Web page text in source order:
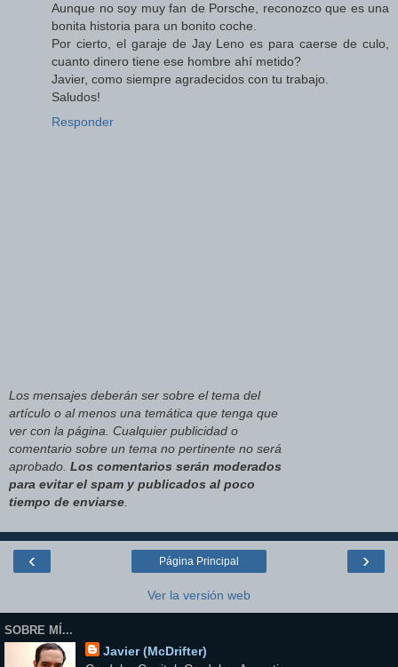
Aunque no soy muy fan de Porsche, reconozco que es una
bonita historia para un bonito coche.
Por cierto, el garaje de Jay Leno es para caerse de culo,
cuanto dinero tiene ese hombre ahí metido?
Javier, como siempre agradecidos con tu trabajo.
Saludos!
Responder
Los mensajes deberán ser sobre el tema del
artículo o al menos una temática que tenga que
ver con la página. Cualquier publicidad o
comentario sobre un tema no pertinente no será
aprobado. Los comentarios serán moderados
para evitar el spam y publicados al poco
tiempo de enviarse
‹ ›
Página Principal
Ver la versión web
SOBRE MÍ...
Javier (McDrifter)